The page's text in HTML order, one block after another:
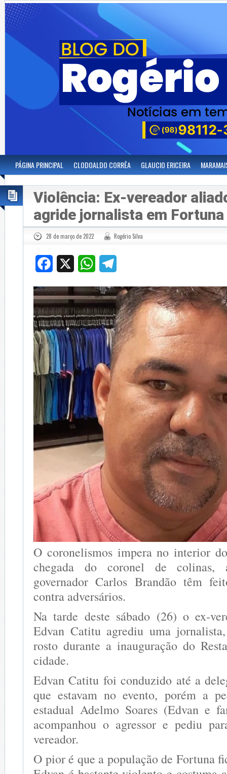
PÁGINA PRINCIPAL CLODOALDO CORRÊA GLAUCIO ERICEIRA
Violência: Ex-vereador
agride jornalista em Fortuna
28 de março de 2022 Rogério Silva
Facebook WhatsApp
O coronelismos impera no interior
chegada do coronel de colinas,
governador Carlos Brandão têm
contra adversários.
Na tarde deste sábado (26) o ex-
Edvan Catitu agrediu uma
rosto durante a inauguração do
cidade.
Edvan Catitu foi conduzido até a
que estavam no evento, porém a
estadual Adelmo Soares (Edvan e
acompanhou o agressor e pediu
vereador.
O pior é que a população de Fortuna